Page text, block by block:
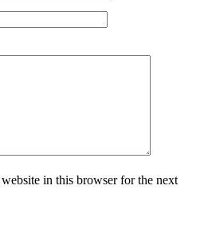
in this browser for the next